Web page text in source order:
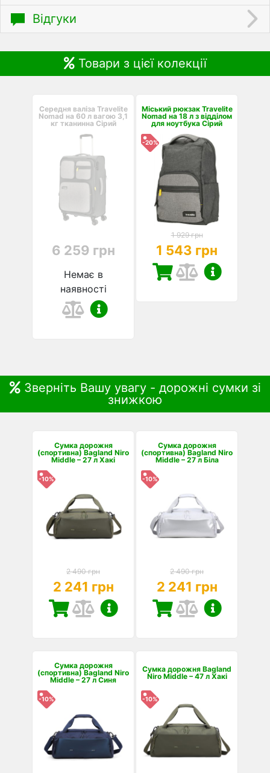
Відгуки
Товари з цієї колекції
Середня валіза Travelite
Nomad на 60 л вагою 3,1
кг тканинна Сірий
6 259 грн
Немає в
наявності
Міський рюкзак Travelite
Nomad на 18 л з відділом
для ноутбука Сірий
-20%
1 929 грн
1 543 грн
Зверніть Вашу увагу - дорожні сумки зі
знижкою
Сумка дорожня
(спортивна) Bagland Niro
Middle – 27 л Хакі
-10%
2 490 грн
2 241 грн
Сумка дорожня
(спортивна) Bagland Niro
Middle – 27 л Біла
-10%
2 490 грн
2 241 грн
Сумка дорожня
(спортивна) Bagland Niro
Middle – 27 л Синя
-10%
Сумка дорожня Bagland
Niro Middle – 47 л Хакі
-10%